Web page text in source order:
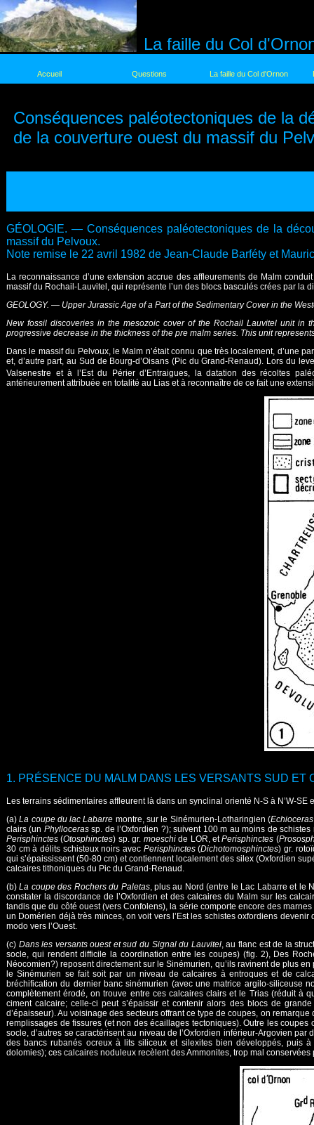
La faille du Col
Accueil Questions La faille du Col d'Ornon
Conséquences paléotectoniques de la
de la couverture ouest du massif du
GÉOLOGIE. — Conséquences paléotectoniques de la
massif du Pelvoux.
Note remise le 22 avril 1982 de Jean-Claude Barféty et
La reconnaissance d’une extension accrue des affleurements de Malm
massif du Rochail-Lauvitel, qui représente l’un des blocs basculés crées par la
GEOLOGY. — Upper Jurassic Age of a Part of the Sedimentary Cover in the
New fossil discoveries in the mesozoic cover of the Rochail Lauvitel unit in
progressive decrease in the thickness of the pre malm series. This unit
Dans le massif du Pelvoux, le Malm n’était connu que très localement, d’une
et, d’autre part, au Sud de Bourg-d’Oisans (Pic du Grand-Renaud). Lors du
Valsenestre et à l’Est du Périer d’Entraigues, la datation des récoltes
antérieurement attribuée en totalité au Lias et à reconnaître de ce fait une
1. PRÉSENCE DU MALM DANS LES VERSANTS SUD ET
Les terrains sédimentaires affleurent là dans un synclinal orienté N-S à N’W-
(a)La coupe du lac Labarre montre, sur le Sinémurien-Lotharingien (Echioceras
clairs (un Phylloceras sp. de l’Oxfordien ?); suivent 100 m au moins de
Perisphinctes (Otosphinctes) sp. gr. moeschide LOR, etPerisphinctes (
30 cm à délits schisteux noirs avec Perisphinctes(Dichotomosphinctes) gr.
qui s’épaississent (50-80 cm) et contiennent localement des silex (Oxfordien
calcaires tithoniques du Pic du Grand-Renaud.
(b)La coupe des Rochers du Paletas, plus au Nord (entre le Lac Labarre et le
constater la discordance de l’Oxfordien et des calcaires du Malm sur les
tandis que du côté ouest (vers Confolens), la série comporte encore des
un Domérien déjà très minces, on voit vers l’Est les schistes oxfordiens
modo vers l’Ouest.
(c) Dans les versants ouest et sud du Signal du Lauvitel, au flanc est de la
socle, qui rendent difficile la coordination entre les coupes) (fig. 2), Des
Néocomien?) reposent directement sur le Sinémurien, qu’ils ravinent de plus
le Sinémurien se fait soit par un niveau de calcaires à entroques et de
bréchification du dernier banc sinémurien (avec une matrice argilo-siliceuse
complètement érodé, on trouve entre ces calcaires clairs et le Trias (réduit à
ciment calcaire; celle-ci peut s’épaissir et contenir alors des blocs de
d’épaisseur). Au voisinage des secteurs offrant ce type de coupes, on
remplissages de fissures (et non des écaillages tectoniques). Outre les
socle, d’autres se caractérisent au niveau de l’Oxfordien inférieur-Argovien
des bancs rubanés ocreux à lits siliceux et silexites bien développés, puis
dolomies); ces calcaires noduleux recèlent des Ammonites, trop mal